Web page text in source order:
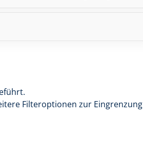
Filteroptionen zur Eingrenzung